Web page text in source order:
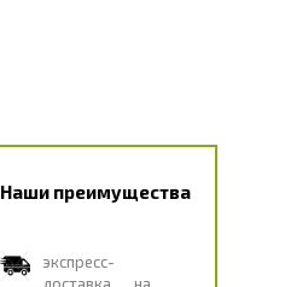
Наши преимущества
экспресс-